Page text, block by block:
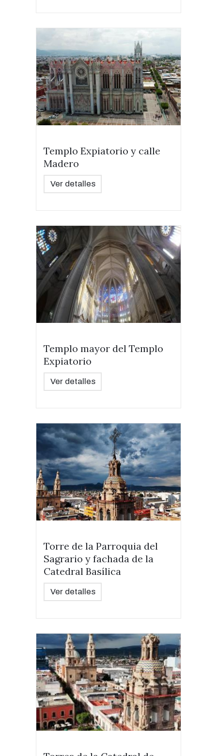
Templo Expiatorio y calle
Madero
Ver detalles
Templo mayor del Templo
Expiatorio
Ver detalles
Torre de la Parroquia del
Sagrario y fachada de la
Catedral Basílica
Ver detalles